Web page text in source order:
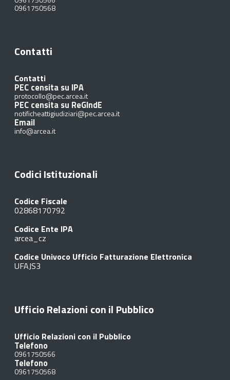
0961750568
Contatti
Contatti
PEC censita su IPA
protocollo@pec.arcea.it
PEC censita su ReGIndE
notificheattigiudiziari@pec.arcea.it
Email
info@arcea.it
Codici Istituzionali
Codice Fiscale
02868170792
Codice Ente IPA
arcea_cz
Codice Univoco Ufficio Fatturazione Elettronica
UFAJS3
Ufficio Relazioni con il Pubblico
Ufficio Relazioni con il Pubblico
Telefono
0961750566
Telefono
0961750568